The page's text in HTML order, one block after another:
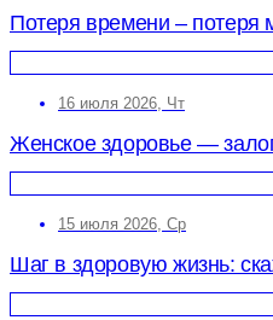
Потеря времени – потеря
16 июля 2026, Чт
Женское здоровье —
15 июля 2026, Ср
Шаг в здоровую жизнь: